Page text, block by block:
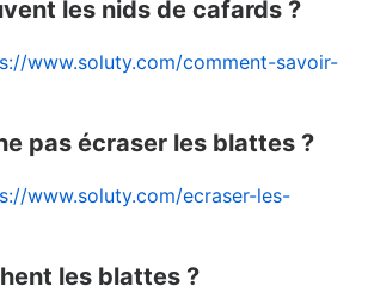
les nids de cafards ?
www.soluty.com/comment-savoir-
pas écraser les blattes ?
www.soluty.com/ecraser-les-
les blattes ?